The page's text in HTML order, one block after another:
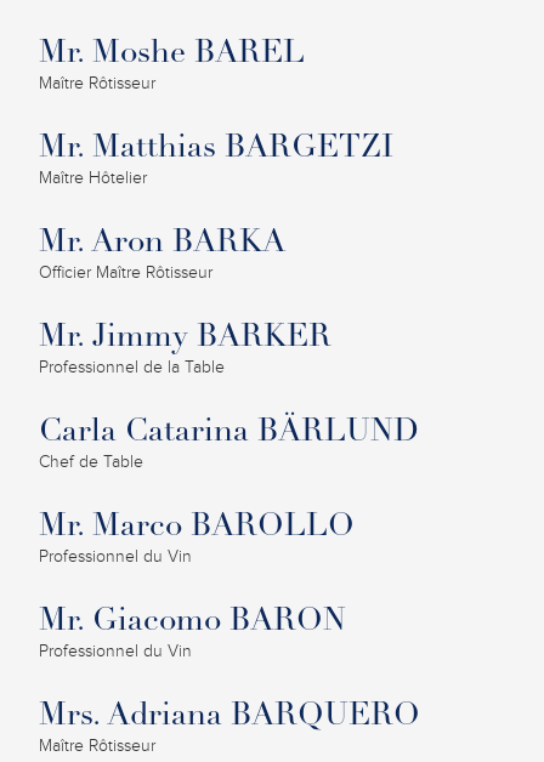
Mr. Moshe BAREL
Maître Rôtisseur
Mr. Matthias BARGETZI
Maître Hôtelier
Mr. Aron BARKA
Officier Maître Rôtisseur
Mr. Jimmy BARKER
Professionnel de la Table
Carla Catarina BÄRLUND
Chef de Table
Mr. Marco BAROLLO
Professionnel du Vin
Mr. Giacomo BARON
Professionnel du Vin
Mrs. Adriana BARQUERO
Maître Rôtisseur